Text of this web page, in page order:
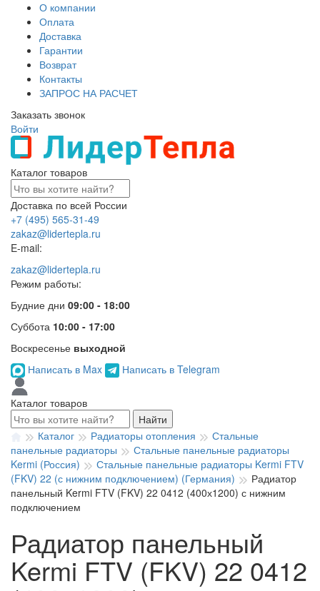
О компании
Оплата
Доставка
Гарантии
Возврат
Контакты
ЗАПРОС НА РАСЧЕТ
Заказать звонок
Войти
Каталог товаров
Доставка по всей России
+7 (495) 565-31-49
zakaz@lidertepla.ru
E-mail:
zakaz@lidertepla.ru
Режим работы:
Будние дни 09:00 - 18:00
Суббота 10:00 - 17:00
Воскресенье выходной
Написать в Max
Написать в Telegram
Каталог товаров
Найти
Каталог
Радиаторы отопления
Стальные
панельные радиаторы
Стальные панельные радиаторы
Kermi (Россия)
Стальные панельные радиаторы Kermi FTV
(FKV) 22 (с нижним подключением) (Германия)
Радиатор
панельный Kermi FTV (FKV) 22 0412 (400х1200) с нижним
подключением
Радиатор панельный
Kermi FTV (FKV) 22 0412